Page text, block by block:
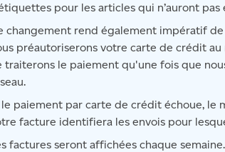
pour les articles qui n’auront pas
changement rend également impératif
préautoriserons votre carte de crédit
traiterons le paiement qu'une fois que
le paiement par carte de crédit échoue,
facture identifiera les envois pour
factures seront affichées chaque semaine.